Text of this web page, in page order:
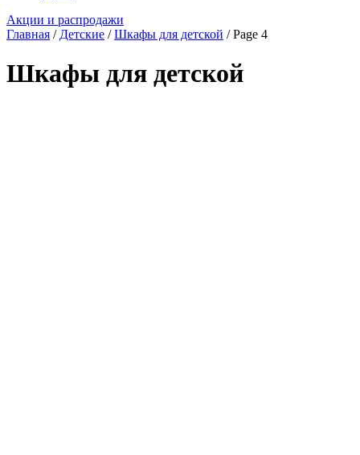
Акции и распродажи
Главная / Детские /Шкафы для детской / Page 4
Шкафы для детской